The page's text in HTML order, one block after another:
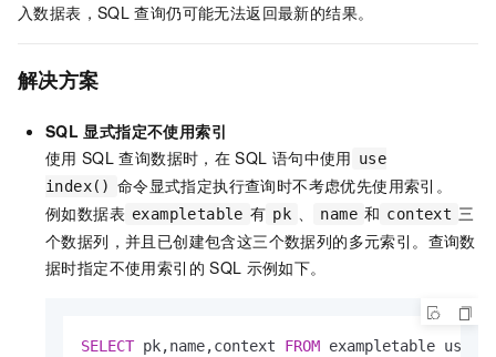
入数据表，SQL 查询仍可能无法返回最新的结果。
解决方案
SQL 显式指定不使用索引
使用 SQL 查询数据时，在 SQL 语句中使用 use
index() 命令显式指定执行查询时不考虑优先使用索引。
例如数据表 exampletable 有 pk 、 name 和 context 三
个数据列，并且已创建包含这三个数据列的多元索引。查询数
据时指定不使用索引的 SQL 示例如下。
SELECT pk,name,context FROM exampletable